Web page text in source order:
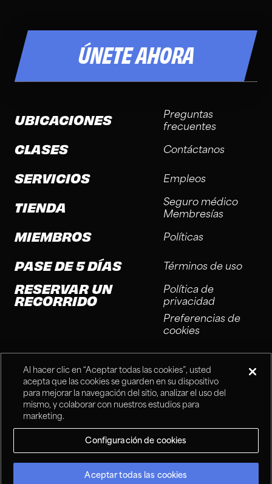
ÚNETE AHORA
UBICACIONES
CLASES
SERVICIOS
TIENDA
MIEMBROS
PASE DE 5 DÍAS
RESERVAR UN
RECORRIDO
Preguntas
frecuentes
Contáctanos
Empleos
Seguro médico
Membresías
Políticas
Términos de uso
Política de
privacidad
Preferencias de
cookies
®Fitness Connection, 2025
Al hacer clic en “Aceptar todas las cookies”, usted
acepta que las cookies se guarden en su dispositivo
para mejorar la navegación del sitio, analizar el uso del
mismo, y colaborar con nuestros estudios para
marketing.
Configuración de cookies
Aceptar todas las cookies